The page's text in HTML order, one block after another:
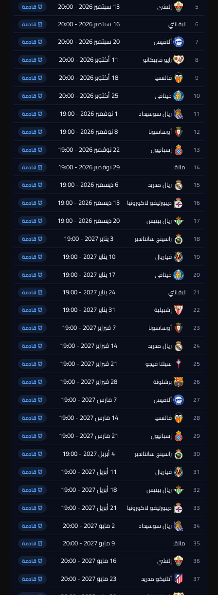
5 إلتشي 13 سبتمبر 2026 - 20:00 ⏰ قادمة
6 ليفانتي 16 سبتمبر 2026 - 20:00 ⏰ قادمة
7 ألافيس 20 سبتمبر 2026 - 20:00 ⏰ قادمة
8 رايو فاييكانو 11 أكتوبر 2026 - 20:00 ⏰ قادمة
9 فالنسيا 18 أكتوبر 2026 - 20:00 ⏰ قادمة
10 خيتافي 25 أكتوبر 2026 - 20:00 ⏰ قادمة
11 ريال سوسيداد 1 نوفمبر 2026 - 19:00 ⏰ قادمة
12 أوساسونا 8 نوفمبر 2026 - 19:00 ⏰ قادمة
13 إسبانيول 22 نوفمبر 2026 - 19:00 ⏰ قادمة
14 مالقا 29 نوفمبر 2026 - 19:00 ⏰ قادمة
15 ريال مدريد 6 ديسمبر 2026 - 19:00 ⏰ قادمة
16 ديبورتيفو لاكورونيا 13 ديسمبر 2026 - 19:00 ⏰ قادمة
17 ريال بيتيس 20 ديسمبر 2026 - 19:00 ⏰ قادمة
18 راسينج سانتاندير 3 يناير 2027 - 19:00 ⏰ قادمة
19 فياريال 10 يناير 2027 - 19:00 ⏰ قادمة
20 خيتافي 17 يناير 2027 - 19:00 ⏰ قادمة
21 ليفانتي 24 يناير 2027 - 19:00 ⏰ قادمة
22 إشبيلية 31 يناير 2027 - 19:00 ⏰ قادمة
23 أوساسونا 7 فبراير 2027 - 19:00 ⏰ قادمة
24 ريال مدريد 14 فبراير 2027 - 19:00 ⏰ قادمة
25 سيلتا فيجو 21 فبراير 2027 - 19:00 ⏰ قادمة
26 برشلونة 28 فبراير 2027 - 19:00 ⏰ قادمة
27 ألافيس 7 مارس 2027 - 19:00 ⏰ قادمة
28 فالنسيا 14 مارس 2027 - 19:00 ⏰ قادمة
29 إسبانيول 21 مارس 2027 - 19:00 ⏰ قادمة
30 راسينج سانتاندير 4 أبريل 2027 - 19:00 ⏰ قادمة
31 فياريال 11 أبريل 2027 - 19:00 ⏰ قادمة
32 ريال بيتيس 18 أبريل 2027 - 19:00 ⏰ قادمة
33 ديبورتيفو لاكورونيا 21 أبريل 2027 - 19:00 ⏰ قادمة
34 ريال سوسيداد 2 مايو 2027 - 20:00 ⏰ قادمة
35 مالقا 9 مايو 2027 - 20:00 ⏰ قادمة
36 إلتشي 16 مايو 2027 - 20:00 ⏰ قادمة
37 أتلتيكو مدريد 23 مايو 2027 - 20:00 ⏰ قادمة